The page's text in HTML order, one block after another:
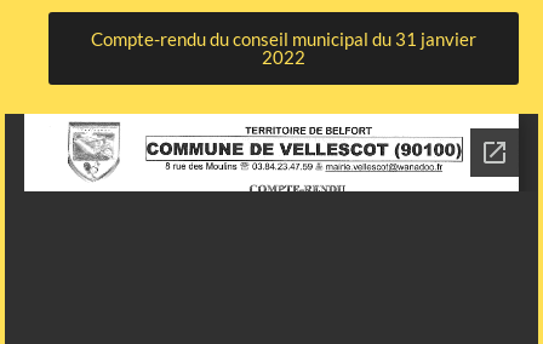
Compte-rendu du conseil municipal du 31 janvier
2022